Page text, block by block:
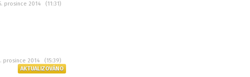
prosince 2014 (11:31)
prosince 2014 (15:39)
AKTUALIZOVÁNO